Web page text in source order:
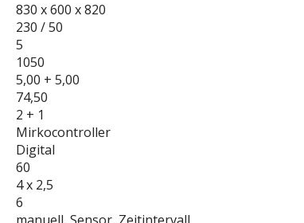
830 x 600 x 820
230 / 50
5
1050
5,00 + 5,00
74,50
2 + 1
Mirkocontroller
Digital
60
4 x 2,5
6